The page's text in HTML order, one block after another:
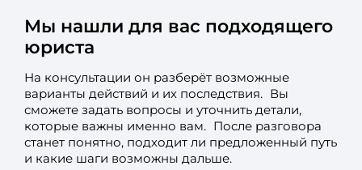
Мы нашли для вас подходящего
юриста
На консультации он разберёт возможные
варианты действий и их последствия. Вы
сможете задать вопросы и уточнить детали,
которые важны именно вам. После разговора
станет понятно, подходит ли предложенный путь
и какие шаги возможны дальше.